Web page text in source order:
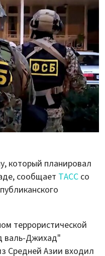
который планировал
сообщает ТАСС со
террористической
валь-Джихад"
Средней Азии входил